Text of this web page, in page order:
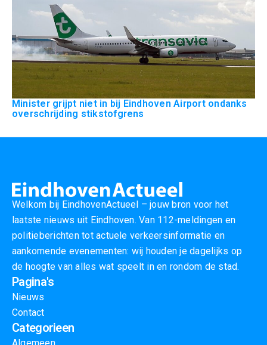
Minister grijpt niet in bij Eindhoven Airport ondanks
overschrijding stikstofgrens
Welkom bij EindhovenActueel – jouw bron voor het
laatste nieuws uit Eindhoven. Van 112-meldingen en
politieberichten tot actuele verkeersinformatie en
aankomende evenementen: wij houden je dagelijks op
de hoogte van alles wat speelt in en rondom de stad.
Pagina's
Nieuws
Contact
Categorieen